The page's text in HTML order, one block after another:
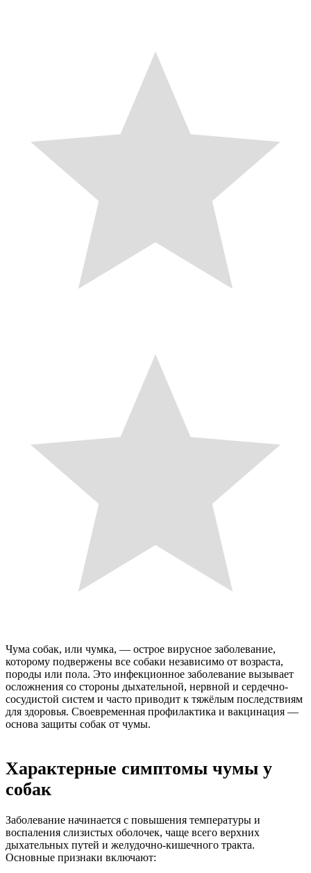
Чума собак, или чумка, — острое вирусное заболевание,
которому подвержены все собаки независимо от возраста,
породы или пола. Это инфекционное заболевание вызывает
осложнения со стороны дыхательной, нервной и сердечно-
сосудистой систем и часто приводит к тяжёлым последствиям
для здоровья. Своевременная профилактика и вакцинация —
основа защиты собак от чумы.
Характерные симптомы чумы у
собак
Заболевание начинается с повышения температуры и
воспаления слизистых оболочек, чаще всего верхних
дыхательных путей и желудочно-кишечного тракта.
Основные признаки включают: